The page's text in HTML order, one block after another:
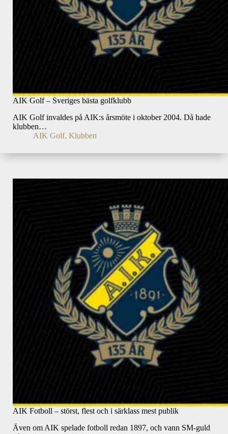
AIK Golf – Sveriges bästa golfklubb
AIK Golf invaldes på AIK:s årsmöte i oktober 2004. Då hade
klubben…
AIK Golf, Klubben
AIK Fotboll – störst, flest och i särklass mest publik
Även om AIK spelade fotboll redan 1897, och vann SM-guld